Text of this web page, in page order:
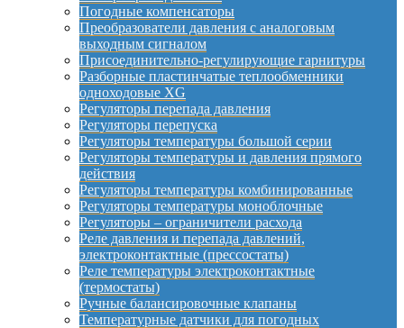
Погодные компенсаторы
Преобразователи давления с аналоговым
выходным сигналом
Присоединительно-регулирующие гарнитуры
Разборные пластинчатые теплообменники
одноходовые XG
Регуляторы перепада давления
Регуляторы перепуска
Регуляторы температуры большой серии
Регуляторы температуры и давления прямого
действия
Регуляторы температуры комбинированные
Регуляторы температуры моноблочные
Регуляторы – ограничители расхода
Реле давления и перепада давлений,
электроконтактные (прессостаты)
Реле температуры электроконтактные
(термостаты)
Ручные балансировочные клапаны
Температурные датчики для погодных